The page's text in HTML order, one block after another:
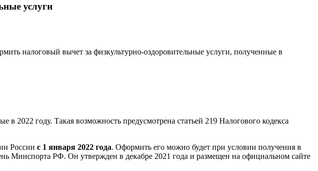
услуги
налоговый вычет за физкультурно-оздоровительные услуги, полученные в
2022 году. Такая возможность предусмотрена статьей 219 Налогового кодекса
России с 1 января 2022 года. Оформить его можно будет при условии получения в
Минспорта РФ. Он утвержден в декабре 2021 года и размещен на официальном сайте